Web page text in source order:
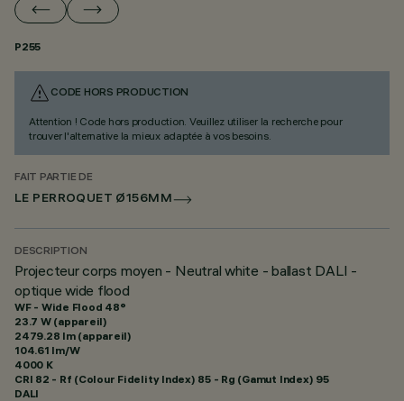
P255
CODE HORS PRODUCTION
Attention ! Code hors production. Veuillez utiliser la recherche pour
trouver l'alternative la mieux adaptée à vos besoins.
FAIT PARTIE DE
LE PERROQUET Ø156MM
DESCRIPTION
Projecteur corps moyen - Neutral white - ballast DALI -
optique wide flood
WF - Wide Flood 48°
23.7 W (appareil)
2479.28 lm (appareil)
104.61 lm/W
4000 K
CRI 82 - Rf (Colour Fidelity Index) 85 - Rg (Gamut Index) 95
DALI